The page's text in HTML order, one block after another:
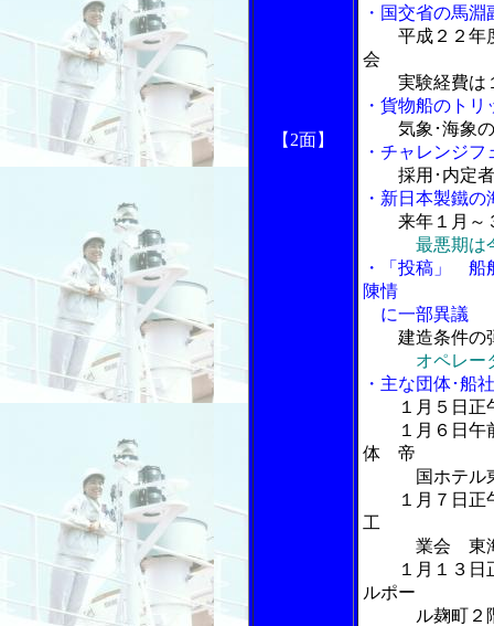
【2面】
・国交省の馬
平成２２年
会
実験経費は
・貨物船のト
気象･海象
・チャレンジ
採用･内定
・新日本製鐵の
来年１月～
最悪期は
・「投稿」 船
陳情
に一部異議
建造条件の
オペレー
・主な団体･船
１月５日
１月６日午前
体 帝
国ホテル
１月７日正午
工
業会 東海大
１月１３日
ルポー
ル麹町２